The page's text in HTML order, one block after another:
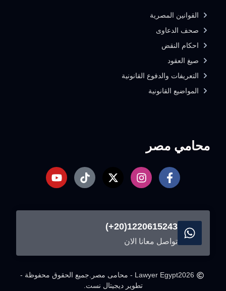
محامي مصر
1220615243(20+)
تواصل معانا الان
2026Lawyer Egypt - محامى مصر.
جميع الحقوق محفوظة -
تطوير ديجيتال نست.
القوانين المصرية
صحف الدعاوى
احكام النقض
صيغ العقود
التعريفات والدفوع القانونية
المواضيع القانونية